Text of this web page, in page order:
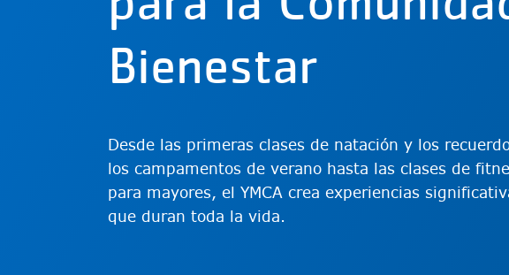
Bienestar
Desde las primeras clases de natación y los
los campamentos de verano hasta las clases de
para mayores, el YMCA crea experiencias
que duran toda la vida.